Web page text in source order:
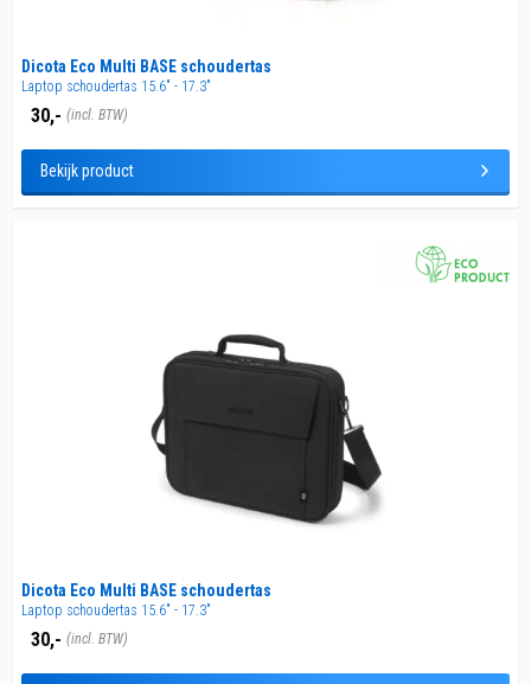
Dicota Eco Multi BASE schoudertas
Laptop schoudertas 15.6" - 17.3"
30,- (incl. BTW)
Bekijk product
Dicota Eco Multi BASE schoudertas
Laptop schoudertas 15.6" - 17.3"
30,- (incl. BTW)